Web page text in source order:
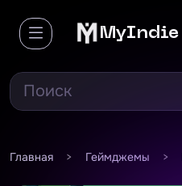
MyIndie
Главная > Геймджемы >